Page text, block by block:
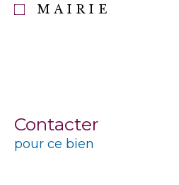
MAIRIE
Contacter
pour ce bien